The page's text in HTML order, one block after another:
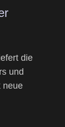
die
und
neue